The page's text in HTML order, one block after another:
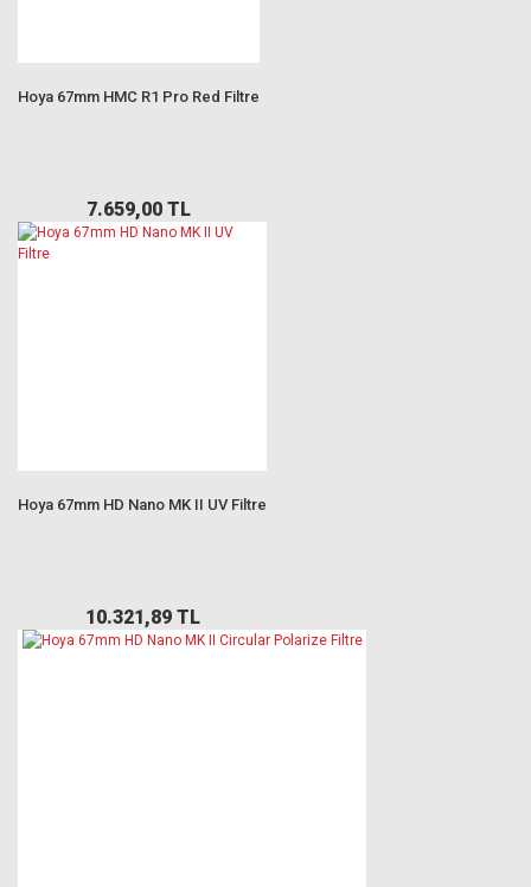
Hoya 67mm HMC R1 Pro Red Filtre
7.659,00 TL
Hoya 67mm HD Nano MK II UV Filtre
10.321,89 TL